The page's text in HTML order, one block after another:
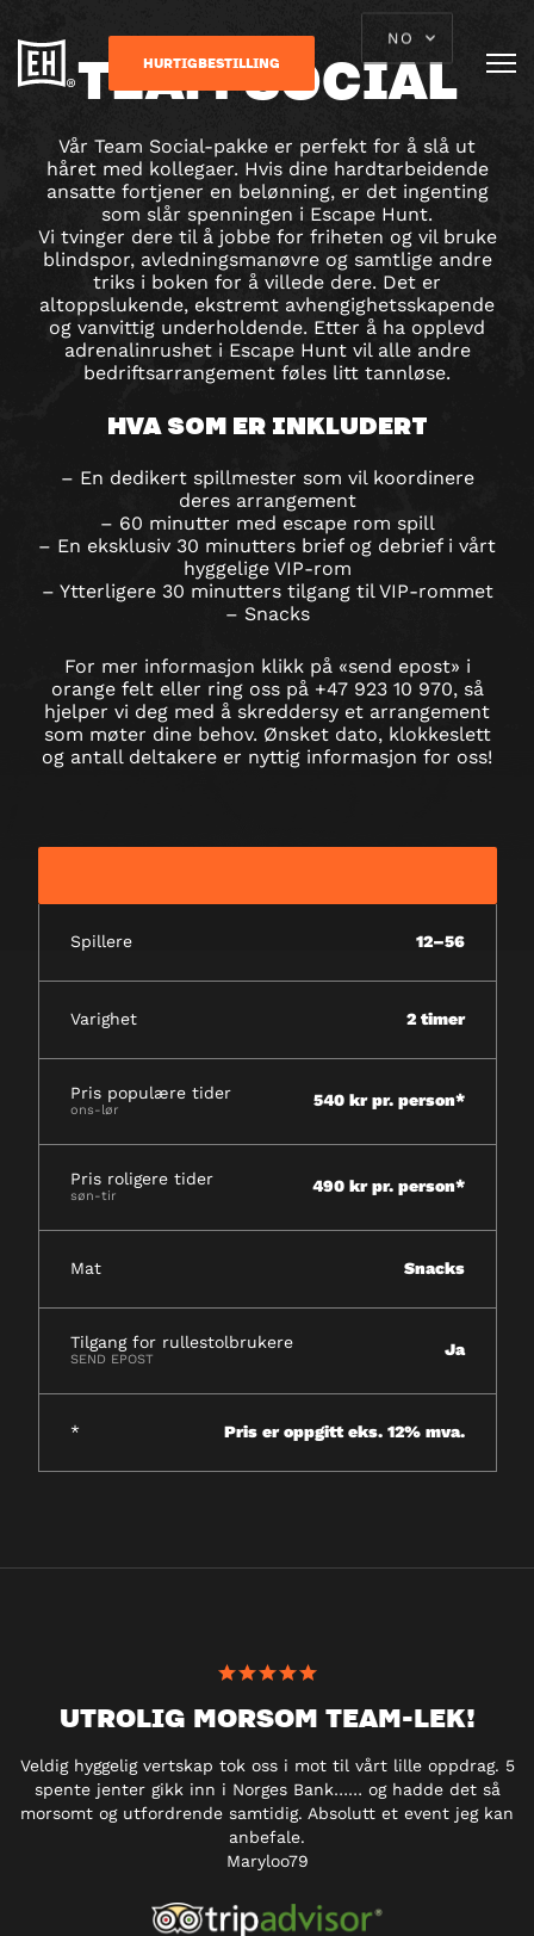
HURTIGBESTILLING
NO
TEAM SOCIAL
Vår Team Social-pakke er perfekt for å slå ut
håret med kollegaer. Hvis dine hardtarbeidende
ansatte fortjener en belønning, er det ingenting
som slår spenningen i Escape Hunt.
Vi tvinger dere til å jobbe for friheten og vil bruke
blindspor, avledningsmanøvre og samtlige andre
triks i boken for å villede dere. Det er
altoppslukende, ekstremt avhengighetsskapende
og vanvittig underholdende. Etter å ha opplevd
adrenalinrushet i Escape Hunt vil alle andre
bedriftsarrangement føles litt tannløse.
HVA SOM ER INKLUDERT
– En dedikert spillmester som vil koordinere
deres arrangement
– 60 minutter med escape rom spill
– En eksklusiv 30 minutters brief og debrief i vårt
hyggelige VIP-rom
– Ytterligere 30 minutters tilgang til VIP-rommet
– Snacks
For mer informasjon klikk på «send epost» i
orange felt eller ring oss på +47 923 10 970, så
hjelper vi deg med å skreddersy et arrangement
som møter dine behov. Ønsket dato, klokkeslett
og antall deltakere er nyttig informasjon for oss!
Spillere 12–56
Varighet 2 timer
Pris populære tider
ons-lør 540 kr pr. person*
Pris roligere tider
søn-tir 490 kr pr. person*
Mat Snacks
Tilgang for rullestolbrukere
SEND EPOST Ja
* Pris er oppgitt eks. 12% mva.
UTROLIG MORSOM TEAM-LEK!
Veldig hyggelig vertskap tok oss i mot til vårt lille oppdrag. 5
spente jenter gikk inn i Norges Bank…… og hadde det så
morsomt og utfordrende samtidig. Absolutt et event jeg kan
anbefale.
Maryloo79